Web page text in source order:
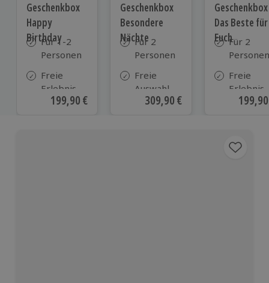
Geschenkbox
Happy
Birthday
Für 1-2
Personen
Freie
Erlebnis-
Auswahl
Aktueller Preis
199,90 €
Geschenkbox
Besondere
Nächte
Für 2
Personen
Freie
Auswahl
aus ca. 290
Aktueller Preis
309,90 €
Geschenkbox
Das Beste für
EuchFür 2
Personen
Freie
Erlebnis-
Auswahl